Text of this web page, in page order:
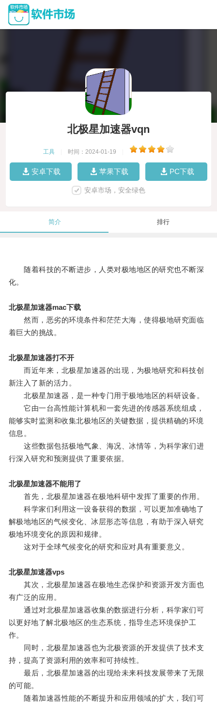
北极星加速器vqn
工具 时间：2024-01-19
安卓下载 苹果下载 PC下载
安卓市场，安全绿色
简介 排行
随着科技的不断进步，人类对极地地区的研究也不断深
化。
北极星加速器mac下载
然而，恶劣的环境条件和茫茫大海，使得极地研究面临
着巨大的挑战。
北极星加速器打不开
而近年来，北极星加速器的出现，为极地研究和科技创
新注入了新的活力。
北极星加速器，是一种专门用于极地地区的科研设备。
它由一台高性能计算机和一套先进的传感器系统组成，
能够实时监测和收集北极地区的关键数据，提供精确的环境
信息。
这些数据包括极地气象、海况、冰情等，为科学家们进
行深入研究和预测提供了重要依据。
北极星加速器不能用了
首先，北极星加速器在极地科研中发挥了重要的作用。
科学家们利用这一设备获得的数据，可以更加准确地了
解极地地区的气候变化、冰层形态等信息，有助于深入研究
极地环境变化的原因和规律。
这对于全球气候变化的研究和应对具有重要意义。
北极星加速器vps
其次，北极星加速器在极地生态保护和资源开发方面也
有广泛的应用。
通过对北极星加速器收集的数据进行分析，科学家们可
以更好地了解北极地区的生态系统，指导生态环境保护工
作。
同时，北极星加速器也为北极资源的开发提供了技术支
持，提高了资源利用的效率和可持续性。
最后，北极星加速器的出现给未来科技发展带来了无限
的可能。
随着加速器性能的不断提升和应用领域的扩大，我们可